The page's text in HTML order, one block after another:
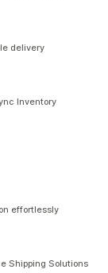
delivery
Inventory
effortlessly
Shipping Solutions